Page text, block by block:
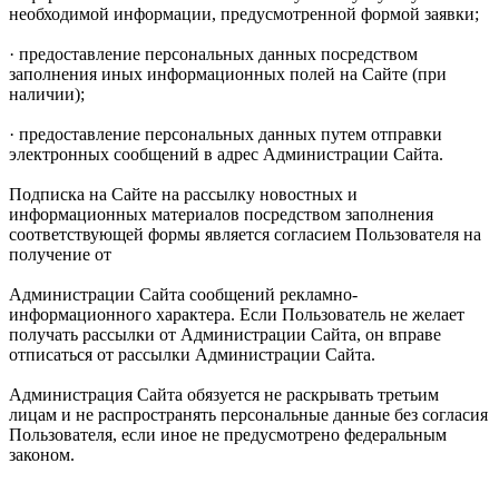
необходимой информации, предусмотренной формой заявки;
· предоставление персональных данных посредством
заполнения иных информационных полей на Сайте (при
наличии);
· предоставление персональных данных путем отправки
электронных сообщений в адрес Администрации Сайта.
Подписка на Сайте на рассылку новостных и
информационных материалов посредством заполнения
соответствующей формы является согласием Пользователя на
получение от
Администрации Сайта сообщений рекламно-
информационного характера. Если Пользователь не желает
получать рассылки от Администрации Сайта, он вправе
отписаться от рассылки Администрации Сайта.
Администрация Сайта обязуется не раскрывать третьим
лицам и не распространять персональные данные без согласия
Пользователя, если иное не предусмотрено федеральным
законом.